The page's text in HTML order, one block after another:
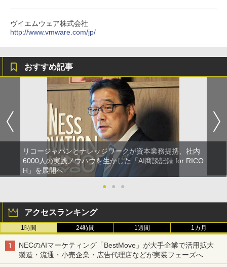
ヴイエムウェア株式会社
http://www.vmware.com/jp/
おすすめ記事
リコージャパンとナレッジワークが資本業務提携、社内
6000人の実践ノウハウを生かした「AI商談記録 for RICO
H」を展開へ
●
● ●
アクセスランキング
1時間 24時間 1週間 1カ月
NECのAIマーケティング「BestMove」が大手企業で活用拡大
製造・流通・小売企業・広告代理店などが実装フェーズへ